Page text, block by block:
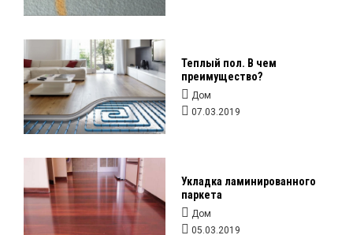
Теплый пол. В чем
преимущество?
Дом
07.03.2019
Укладка ламинированного
паркета
Дом
05.03.2019